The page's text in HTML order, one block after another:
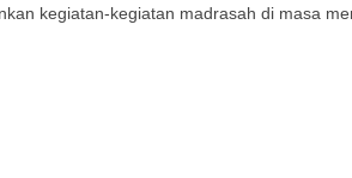
kegiatan-kegiatan madrasah di masa